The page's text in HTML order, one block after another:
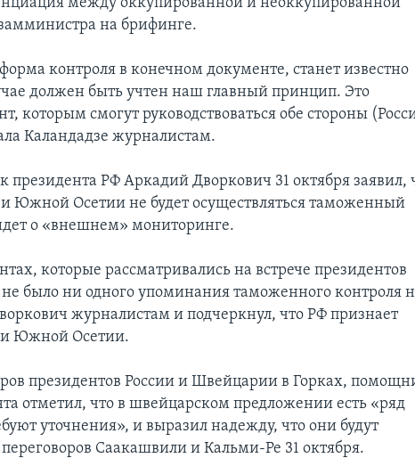
на брифинге.
контроля в конечном документе, станет известно
должен быть учтен наш главный принцип. Это
которым смогут руководствоваться обе стороны
Каландадзе журналистам.
РФ Аркадий Дворкович 31 октября заявил,
Южной Осетии не будет осуществляться таможенный
о «внешнем» мониторинге.
которые рассматривались на встрече президентов
было ни одного упоминания таможенного контроля
журналистам и подчеркнул, что РФ признает
и Южной Осетии.
президентов России и Швейцарии в Горках,
отметил, что в швейцарском предложении есть «ряд
уточнения», и выразил надежду, что они будут
Саакашвили и Кальми-Ре 31 октября.